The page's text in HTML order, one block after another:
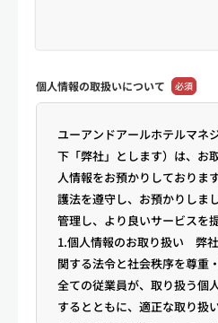
個人情報の取扱いについて 必須
ユーアンドアールホテルマネ
下「弊社」とします）は、お
人情報をお預かりしておりま
護法を遵守し、お預かりしま
管理し、より良いサービスを
1.個人情報のお取り扱い 弊
関する法令と社会秩序を尊重
全ての従業員が、取り扱う個
するとともに、適正な取り扱